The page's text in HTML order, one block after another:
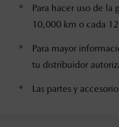
Para hacer uso de
10,000 km o cada
Para mayor
tu distribuidor
Las partes y